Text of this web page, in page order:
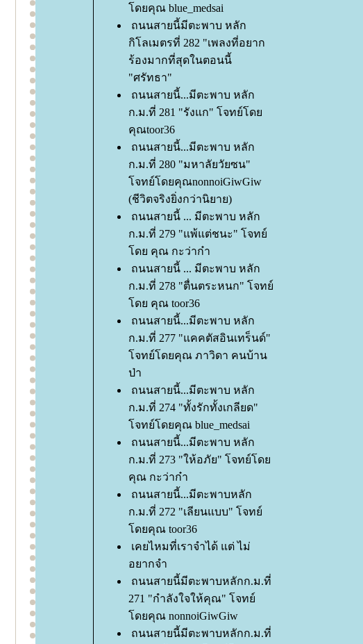
ดยคุณ blue_medsai
ถนนสายนี้มีตะพาบ หลัก
กิโลเมตรที่ 282 "เพลงที่อยาก
ร้องมากที่สุดในตอนนี้
"ศรัทธา"
ถนนสายนี้...มีตะพาบ หลัก
ก.ม.ที่ 281 "รังแก" โจทย์โด
คุณtoor36
ถนนสายนี้...มีตะพาบ หลัก
ก.ม.ที่ 280 "มหาลัยวัยซน"
จทย์โดยคุณnonnoiGiwGiw
(ชีวิตจริงยิ่งกว่านิยาย)
ถนนสายนี้ ... มีตะพาบ หลัก
ก.ม.ที่ 279 "แพ้แต่ชนะ" โจทย์
ดย คุณ กะว่าก๋า
ถนนสายนี้ ... มีตะพาบ หลัก
ก.ม.ที่ 278 "ตื่นตระหนก" โจทย์
ดย คุณ toor36
ถนนสายนี้...มีตะพาบ หลัก
ก.ม.ที่ 277 "แคคตัสอินเทร็นด์"
จทย์โดยคุณ ภาวิดา คนบ้าน
ป่า
ถนนสายนี้...มีตะพาบ หลัก
ก.ม.ที่ 274 "ทั้งรักทั้งเกลียด"
จทย์โดยคุณ blue_medsai
ถนนสายนี้...มีตะพาบ หลัก
ก.ม.ที่ 273 "ให้อภัย" โจทย์โด
คุณ กะว่าก๋า
ถนนสายนี้...มีตะพาบหลัก
ก.ม.ที่ 272 "เลียนแบบ" โจทย์
ดยคุณ toor36
เคยไหมที่เราจำได้ แต่ ไม่
อยากจำ
ถนนสายนี้มีตะพาบหลักก.ม.ที่
271 "กำลังใจให้คุณ" โจทย์
ดยคุณ nonnoiGiwGiw
ถนนสายนี้มีตะพาบหลักก.ม.ที่